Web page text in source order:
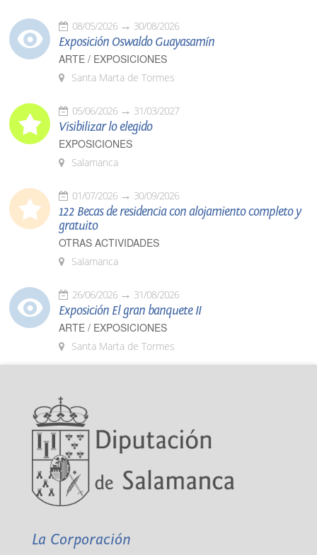
08/05/2026 30/08/2026
Exposición Oswaldo Guayasamín
ARTE / EXPOSICIONES
Santa Marta de Tormes
05/06/2026 31/03/2027
Visibilizar lo elegido
EXPOSICIONES
Salamanca
01/07/2026 30/09/2026
122 Becas de residencia con alojamiento completo y
gratuito
OTRAS ACTIVIDADES
Salamanca
26/06/2026 31/08/2026
Exposición El gran banquete II
ARTE / EXPOSICIONES
Santa Marta de Tormes
La Corporación